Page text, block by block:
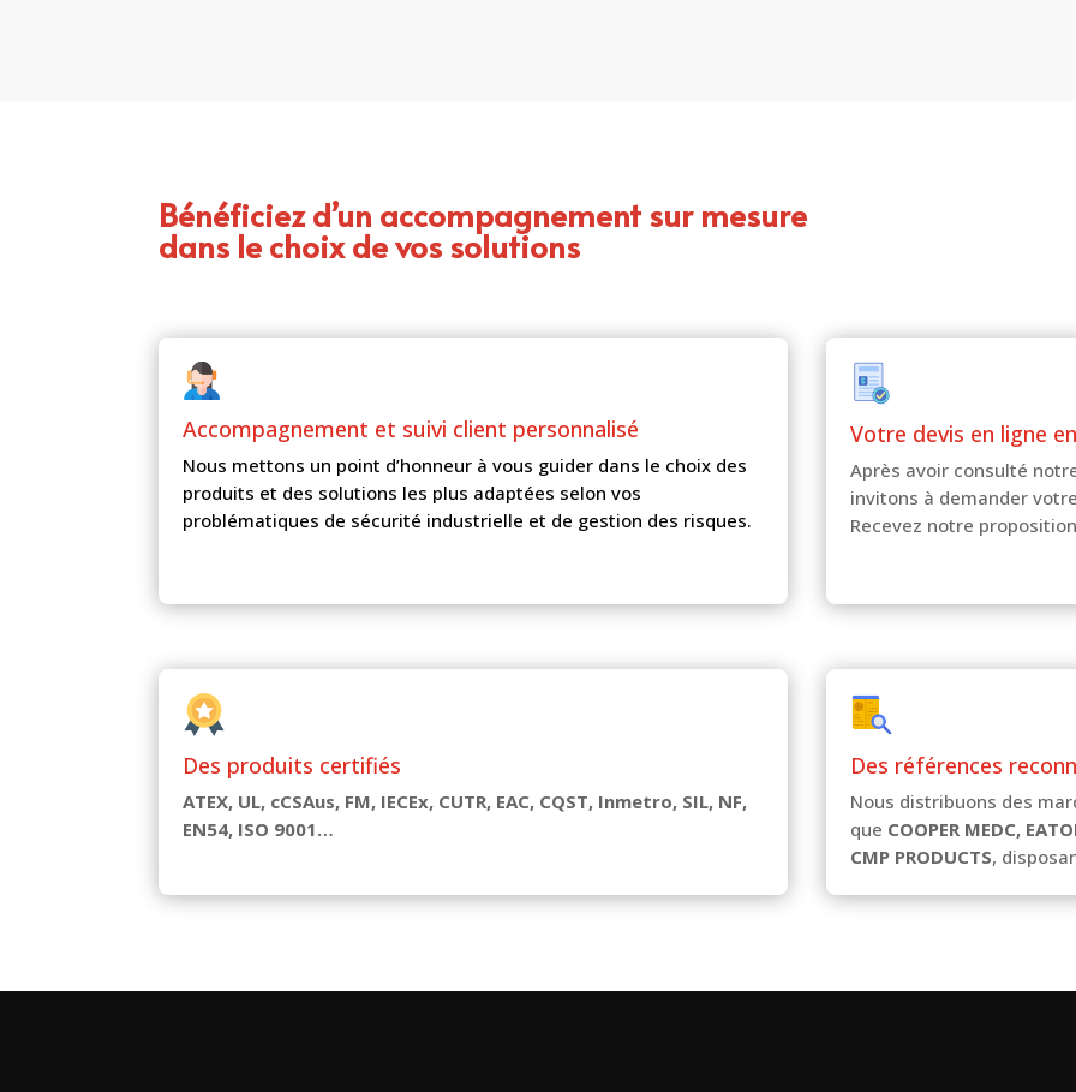
Bénéficiez d’un accompagnement sur mesure
dans le choix de vos solutions
Accompagnement et suivi client personnalisé
Nous mettons un point d’honneur à vous guider dans le choix des
produits et des solutions les plus adaptées selon vos
problématiques de sécurité industrielle et de gestion des risques.
Votre devis en ligne
Après avoir consulté
invitons à demander
Recevez notre
Des produits certifiés
ATEX, UL, cCSAus, FM, IECEx, CUTR, EAC, CQST, Inmetro, SIL, NF,
EN54, ISO 9001…
Des références
Nous distribuons des
que COOPER MEDC,
CMP PRODUCTS,